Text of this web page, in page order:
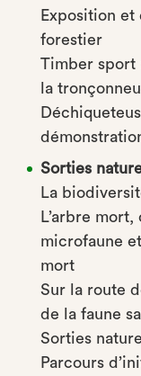
Exposition et
forestier
Timber sport
la
Sorties
La
L’arbre
microfaune
mort
Sur la route
de la faune
Sorties
Parcours